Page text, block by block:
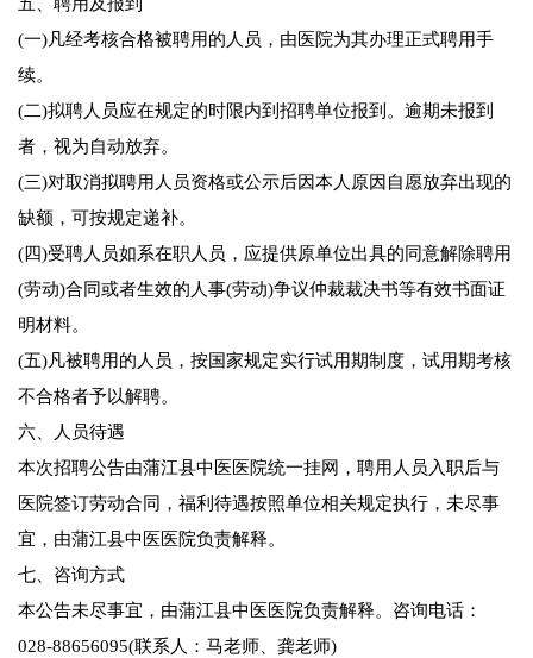
五、聘用及报到
(一)凡经考核合格被聘用的人员，由医院为其办理正式聘用手
续。
(二)拟聘人员应在规定的时限内到招聘单位报到。逾期未报到
者，视为自动放弃。
(三)对取消拟聘用人员资格或公示后因本人原因自愿放弃出现的
缺额，可按规定递补。
(四)受聘人员如系在职人员，应提供原单位出具的同意解除聘用
(劳动)合同或者生效的人事(劳动)争议仲裁裁决书等有效书面证
明材料。
(五)凡被聘用的人员，按国家规定实行试用期制度，试用期考核
不合格者予以解聘。
六、人员待遇
本次招聘公告由蒲江县中医医院统一挂网，聘用人员入职后与
医院签订劳动合同，福利待遇按照单位相关规定执行，未尽事
宜，由蒲江县中医医院负责解释。
七、咨询方式
本公告未尽事宜，由蒲江县中医医院负责解释。咨询电话：
028-88656095(联系人：马老师、龚老师)